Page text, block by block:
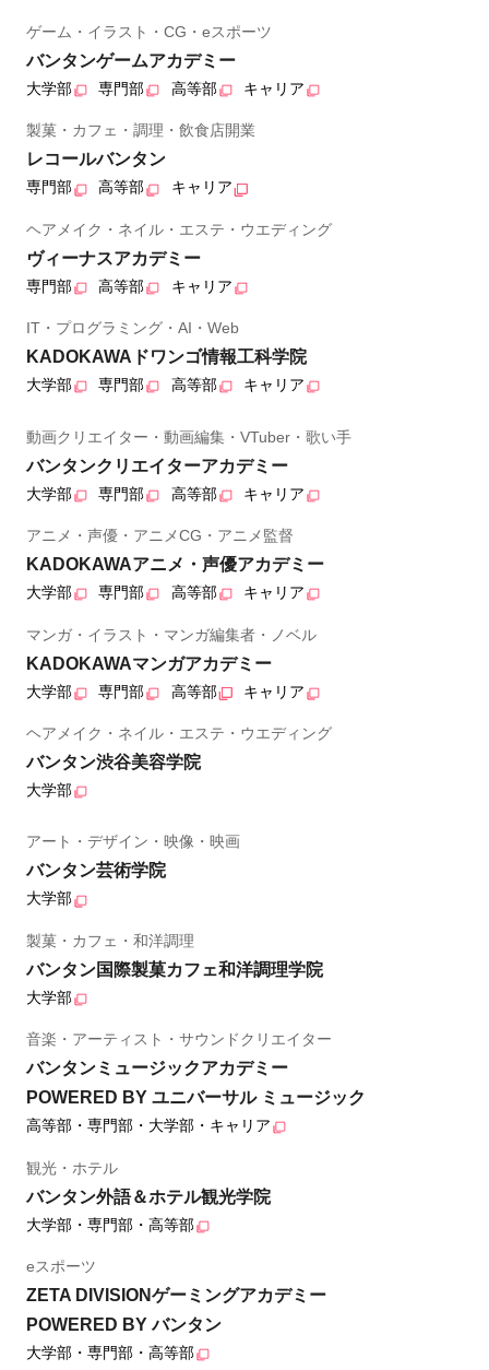
ゲーム・イラスト・CG・eスポーツ
バンタンゲームアカデミー
大学部 専門部 高等部 キャリア
製菓・カフェ・調理・飲食店開業
レコールバンタン
専門部 高等部 キャリア
ヘアメイク・ネイル・エステ・ウエディング
ヴィーナスアカデミー
専門部 高等部 キャリア
IT・プログラミング・AI・Web
KADOKAWAドワンゴ情報工科学院
大学部 専門部 高等部 キャリア
動画クリエイター・動画編集・VTuber・歌い手
バンタンクリエイターアカデミー
大学部 専門部 高等部 キャリア
アニメ・声優・アニメCG・アニメ監督
KADOKAWAアニメ・声優アカデミー
大学部 専門部 高等部 キャリア
マンガ・イラスト・マンガ編集者・ノベル
KADOKAWAマンガアカデミー
大学部 専門部 高等部 キャリア
ヘアメイク・ネイル・エステ・ウエディング
バンタン渋谷美容学院
大学部
アート・デザイン・映像・映画
バンタン芸術学院
大学部
製菓・カフェ・和洋調理
バンタン国際製菓カフェ和洋調理学院
大学部
音楽・アーティスト・サウンドクリエイター
バンタンミュージックアカデミー
POWERED BY ユニバーサル ミュージック
高等部・専門部・大学部・キャリア
観光・ホテル
バンタン外語＆ホテル観光学院
大学部・専門部・高等部
eスポーツ
ZETA DIVISIONゲーミングアカデミー
POWERED BY バンタン
大学部・専門部・高等部